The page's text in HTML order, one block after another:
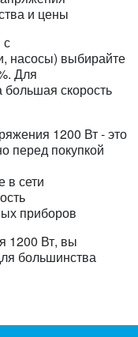
и цены
с
насосы) выбирайте
Для
большая скорость
1200 Вт - это
перед покупкой
в сети
приборов
1200 Вт, вы
большинства